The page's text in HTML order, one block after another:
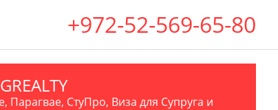
+972-52-569-65-80
Парагвае, СтуПро, Виза для Супруга и